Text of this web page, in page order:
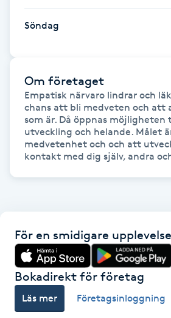
Funktionsanalys
Föning
Gel naglar
Gelenaglar
Gravidmassage
Gravidyoga
Söndag
Om företaget
Empatisk närvaro lindrar och
chans att bli medveten och att
som är. Då öppnas
utveckling och helande. Målet
medvetenhet och och att
kontakt med dig själv, andra
För en smidigare upplevelse
Bokadirekt för företag
Läs mer Företagsinloggning